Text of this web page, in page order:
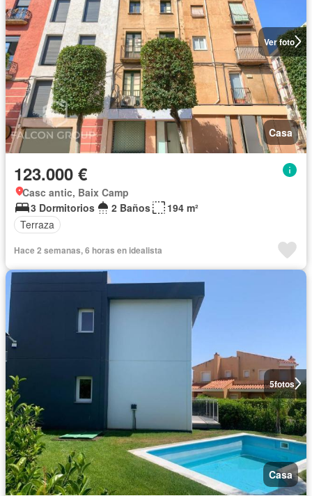
Ver foto
Casa
123.000 €
Casc antic, Baix Camp
3 Dormitorios
2 Baños
194 m²
Terraza
Hace 2 semanas, 6 horas en idealista
5fotos
Casa